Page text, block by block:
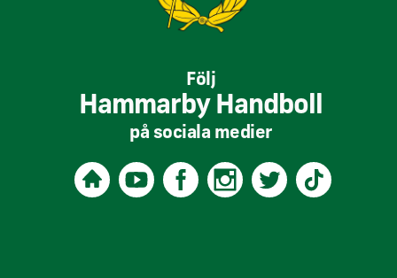
Följ
Hammarby Handboll
på sociala medier